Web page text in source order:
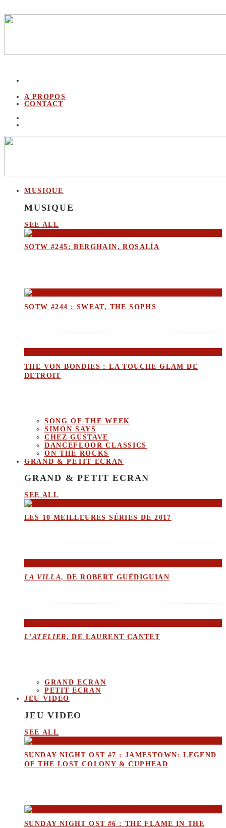
A PROPOS
CONTACT
MUSIQUE
MUSIQUE
SEE ALL
SOTW #245: BERGHAIN, ROSALÍA
SOTW #244 : SWEAT, THE SOPHS
THE VON BONDIES : LA TOUCHE GLAM DE
DETROIT
SONG OF THE WEEK
SIMON SAYS
CHEZ GUSTAVE
DANCEFLOOR CLASSICS
ON THE ROCKS
GRAND & PETIT ECRAN
GRAND & PETIT ECRAN
SEE ALL
LES 10 MEILLEURES SÉRIES DE 2017
LA VILLA, DE ROBERT GUÉDIGUIAN
L’ATELIER, DE LAURENT CANTET
GRAND ECRAN
PETIT ECRAN
JEU VIDEO
JEU VIDEO
SEE ALL
SUNDAY NIGHT OST #7 : JAMESTOWN: LEGEND
OF THE LOST COLONY & CUPHEAD
SUNDAY NIGHT OST #6 : THE FLAME IN THE